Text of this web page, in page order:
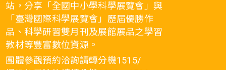
站，分享「全國中小學科學展覽會」與
「臺灣國際科學展覽會」歷屆優勝作
品、科學研習雙月刊及展館展品之學習
教材等豐富數位資源。
團體參觀預約洽詢請轉分機1515/